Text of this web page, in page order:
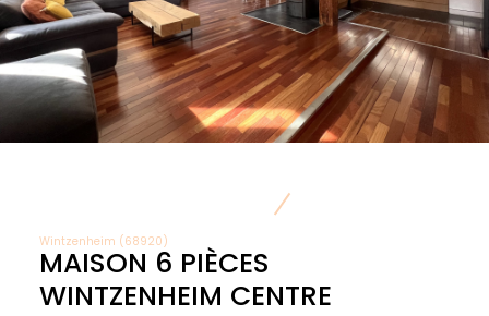
Wintzenheim (68920)
MAISON 6 PIÈCES
WINTZENHEIM CENTRE